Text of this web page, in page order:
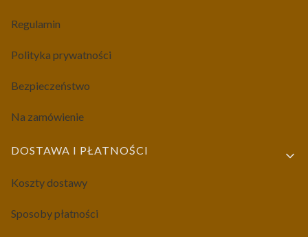
Regulamin
Polityka prywatności
Bezpieczeństwo
Na zamówienie
DOSTAWA I PŁATNOŚCI
Koszty dostawy
Sposoby płatności